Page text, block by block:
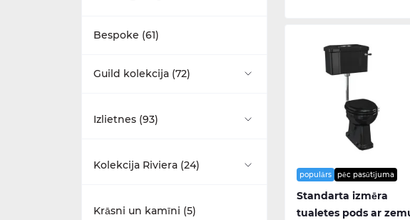
Bespoke (61)
Guild kolekcija (72)
Aksesuāri (20)
Izlietnes (93)
Piekaramie pie sienas (1)
Kolekcija Riviera (24)
Izlietnes (5)
Krāsni un kamīni (5)
populārs pēc pasūtījuma
Standarta izmēra
tualetes pods ar